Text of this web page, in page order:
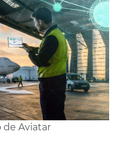
de Aviatar